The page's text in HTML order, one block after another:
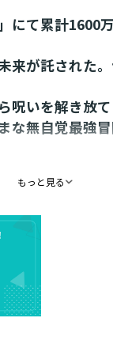
にて累計1600
来が託された
呪いを解き放て
な無自覚最強
。どうか呪蛇を討
ったトーカに、
トーカは、二つ返
もっと見る